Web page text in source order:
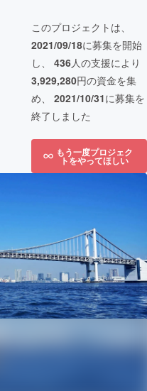
このプロジェクトは、
2021/09/18に募集を開始
し、 436人の支援により
3,929,280円の資金を集
め、 2021/10/31に募集を
終了しました
もう一度プロジェク
トをやってほしい